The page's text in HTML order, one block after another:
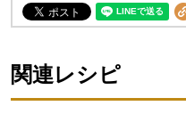
関連レシピ